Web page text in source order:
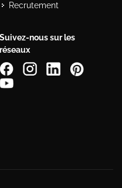
Recrutement
Suivez-nous sur les
réseaux